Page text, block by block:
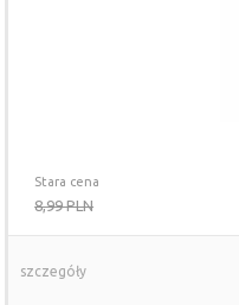
Stara cena
8,99 PLN
szczegóły